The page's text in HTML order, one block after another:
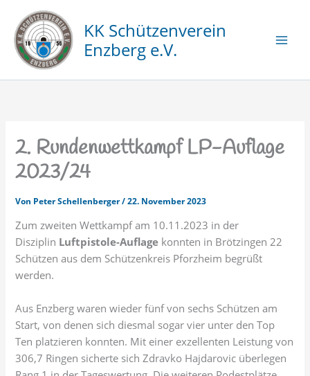
Inhalt
springen
KK Schützenverein
Enzberg e.V.
2. Rundenwettkampf LP-Auflage
2023/24
Von Peter Schellenberger/22. November 2023
Zum zweiten Wettkampf am 10.11.2023 in der
Disziplin Luftpistole-Auflage konnten in Brötzingen 22
Schützen aus dem Schützenkreis Pforzheim begrüßt
werden.
Aus Enzberg waren wieder fünf von sechs Schützen am
Start, von denen sich diesmal sogar vier unter den Top
Ten platzieren konnten. Mit einer exzellenten Leistung von
306,7 Ringen sicherte sich Zdravko Hajdarovic überlegen